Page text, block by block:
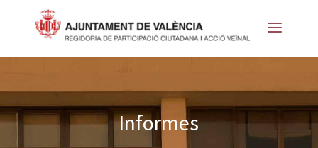
Informes